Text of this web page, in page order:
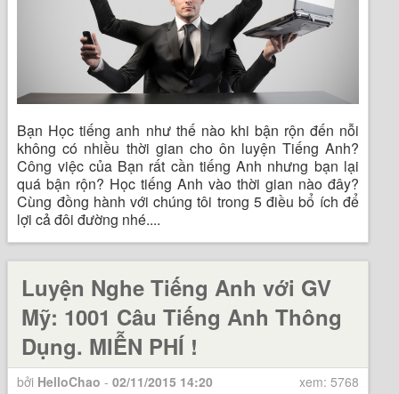
Bạn Học tiếng anh như thế nào khi bận rộn đến nỗi
không có nhiều thời gian cho ôn luyện Tiếng Anh?
Công việc của Bạn rất cần tiếng Anh nhưng bạn lại
quá bận rộn? Học tiếng Anh vào thời gian nào đây?
Cùng đồng hành với chúng tôi trong 5 điều bổ ích để
lợi cả đôi đường nhé....
Luyện Nghe Tiếng Anh với GV
Mỹ: 1001 Câu Tiếng Anh Thông
Dụng. MIỄN PHÍ !
bởi HelloChao -02/11/2015 14:20 xem: 5768